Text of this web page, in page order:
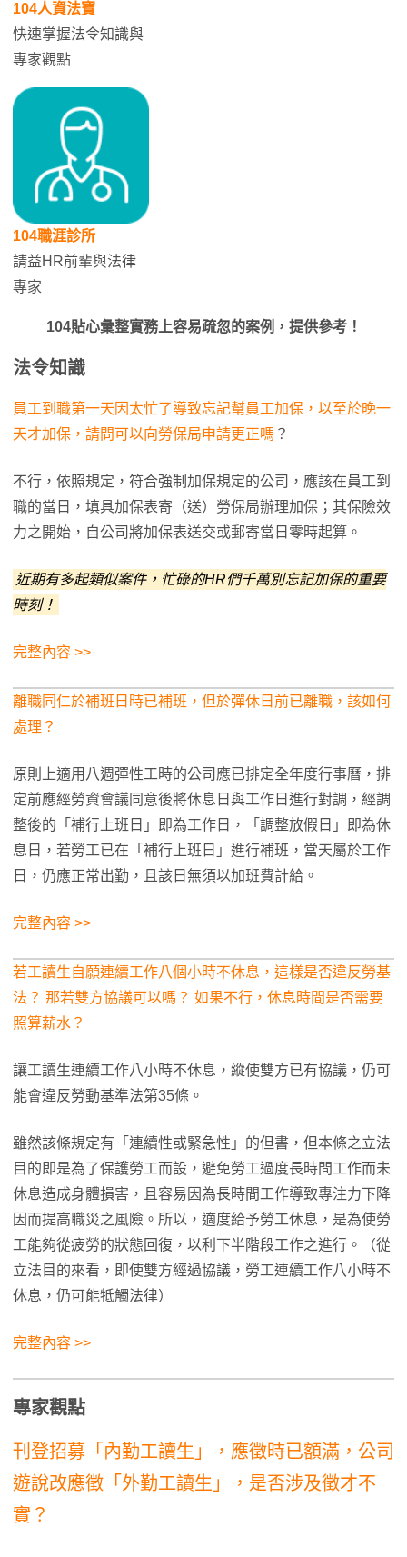
104人資法寶
快速掌握法令知識與
專家觀點
104職涯診所
請益HR前輩與法律
專家
104貼心彙整實務上容易疏忽的案例，提供參考！
法令知識
員工到職第一天因太忙了導致忘記幫員工加保，以至於晚一
天才加保，請問可以向勞保局申請更正嗎 ？
不行，依照規定，符合強制加保規定的公司，應該在員工到
職的當日，填具加保表寄（送）勞保局辦理加保；其保險效
力之開始，自公司將加保表送交或郵寄當日零時起算。
近期有多起類似案件，忙碌的HR們千萬別忘記加保的重要
時刻！
完整內容 >>
離職同仁於補班日時已補班，但於彈休日前已離職，該如何
處理？
原則上適用八週彈性工時的公司應已排定全年度行事曆，排
定前應經勞資會議同意後將休息日與工作日進行對調，經調
整後的「補行上班日」即為工作日，「調整放假日」即為休
息日，若勞工已在「補行上班日」進行補班，當天屬於工作
日，仍應正常出勤，且該日無須以加班費計給。
完整內容 >>
若工讀生自願連續工作八個小時不休息，這樣是否違反勞基
法？ 那若雙方協議可以嗎？ 如果不行，休息時間是否需要
照算薪水？
讓工讀生連續工作八小時不休息，縱使雙方已有協議，仍可
能會違反勞動基準法第35條。
雖然該條規定有「連續性或緊急性」的但書，但本條之立法
目的即是為了保護勞工而設，避免勞工過度長時間工作而未
休息造成身體損害，且容易因為長時間工作導致專注力下降
因而提高職災之風險。所以，適度給予勞工休息，是為使勞
工能夠從疲勞的狀態回復，以利下半階段工作之進行。（從
立法目的來看，即使雙方經過協議，勞工連續工作八小時不
休息，仍可能牴觸法律）
完整內容 >>
專家觀點
刊登招募「內勤工讀生」，應徵時已額滿，公司
遊說改應徵「外勤工讀生」，是否涉及徵才不
實？